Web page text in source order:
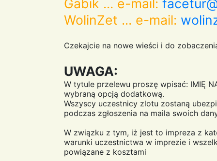
Gabik ... e-mail:
WolinZet ... e-mail:
Czekajcie na nowe wieści i do
UWAGA:
W tytule przelewu proszę wpisać: IMIĘ
wybraną opcją dodatkową.
Wszyscy uczestnicy zlotu zostaną
podczas zgłoszenia na maila swoich
W związku z tym, iż jest to impreza z
warunki uczestnictwa w imprezie i
powiązane z kosztami